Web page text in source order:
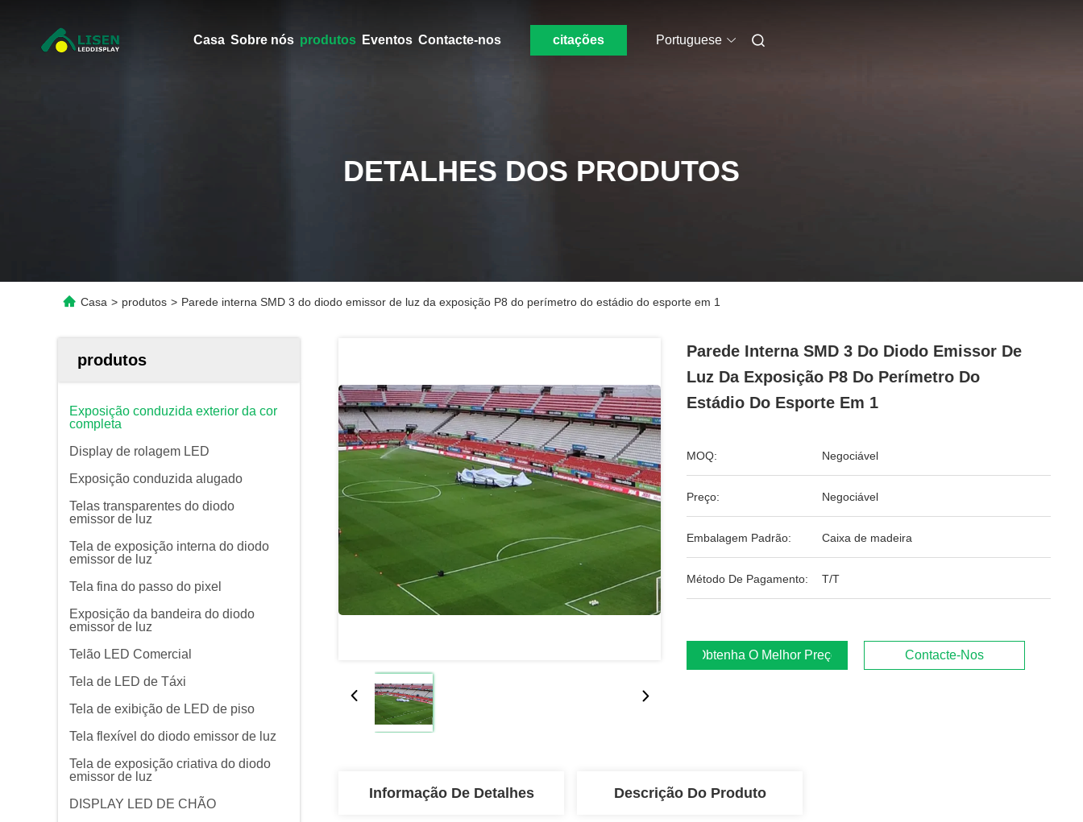
Casa Sobre nós produtos Eventos Contacte-nos citações Portuguese
DETALHES DOS PRODUTOS
Casa > produtos > Parede interna SMD 3 do diodo emissor de luz da exposição P8 do perímetro do estádio do esporte em 1
produtos
Exposição conduzida exterior da cor
completa
Display de rolagem LED
Exposição conduzida alugado
Telas transparentes do diodo
emissor de luz
Tela de exposição interna do diodo
emissor de luz
Tela fina do passo do pixel
Exposição da bandeira do diodo
emissor de luz
Telão LED Comercial
Tela de LED de Táxi
Tela de exibição de LED de piso
Tela flexível do diodo emissor de luz
Tela de exposição criativa do diodo
emissor de luz
DISPLAY LED DE CHÃO
Parede Interna SMD 3 Do Diodo Emissor De
Luz Da Exposição P8 Do Perímetro Do
Estádio Do Esporte Em 1
MOQ: Negociável
Preço: Negociável
Embalagem Padrão: Caixa de madeira
Método De Pagamento: T/T
Obtenha O Melhor Preço Contacte-Nos
Informação De Detalhes Descrição Do Produto